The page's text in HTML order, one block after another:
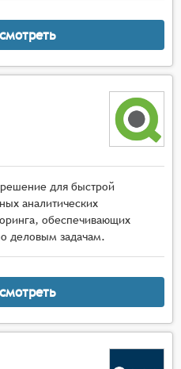
для быстрой
аналитических
обеспечивающих
деловым задачам.